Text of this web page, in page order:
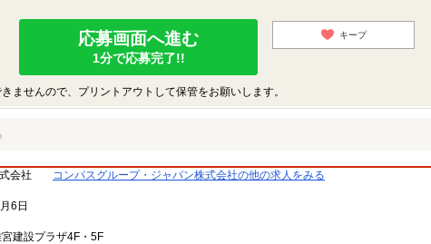
応募画面へ進む
1分で応募完了!!
キープ
ませんので、プリントアウトして保管をお願いします。
会社
コンパスグループ・ジャパン株式会社の他の求人をみる
6日
建設プラザ4F・5F